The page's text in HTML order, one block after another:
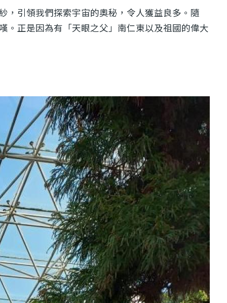
，引領我們探索宇宙的奧秘，令人獲益良多。隨
。正是因為有「天眼之父」南仁東以及祖國的偉大